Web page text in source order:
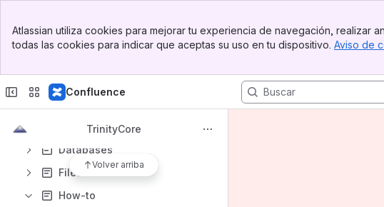
Top Bar
Sidebar
Atlassian utiliza cookies para mejorar tu experiencia de navegación, realizar
todas las cookies para indicar que aceptas su uso en tu dispositivo. Aviso de
Confluence
TrinityCore
Volver arriba
Contenido
Los resultados se actualizarán a medida que escribas.
Help: FAQ
Contributing
Troubleshooting articles
Databases
Files
How-to